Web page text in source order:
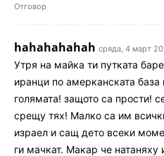
Отговор
hahahahahah сряда, 4 март
Утря на майка ти путката
иранци по амерканската база
голямата! защото са прости!
срещу тях! Малко са им
израел и сащ дето всеки
ги мачкат. Макар че